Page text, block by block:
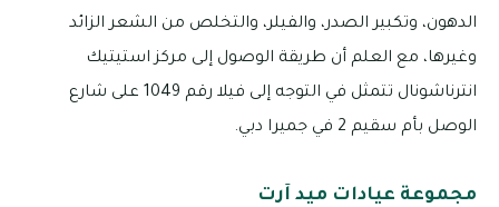
الدهون، وتكبير الصدر، والفيلر، والتخلص من الشعر الزائد
وغيرها، مع العلم أن طريقة الوصول إلى مركز استيتيك
انترناشونال تتمثل في التوجه إلى فيلا رقم 1049 على شارع
الوصل بأم سقيم 2 في جميرا دبي.
مجموعة عيادات ميد آرت